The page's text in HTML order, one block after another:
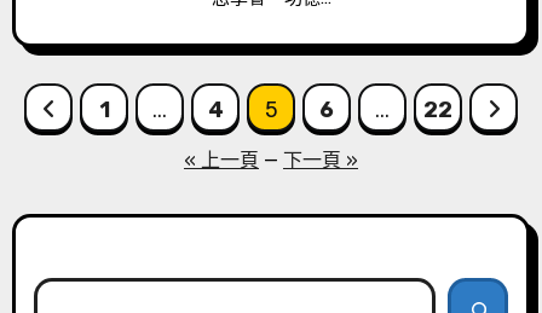
Posts
pagination
1 ... 4 5 6 ... 22
« 上一頁 — 下一頁 »